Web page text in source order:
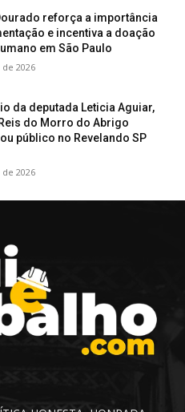
reforça a importância
e incentiva a doação
em São Paulo
2026
da deputada Leticia Aguiar,
do Morro do Abrigo
público no Revelando SP
2026